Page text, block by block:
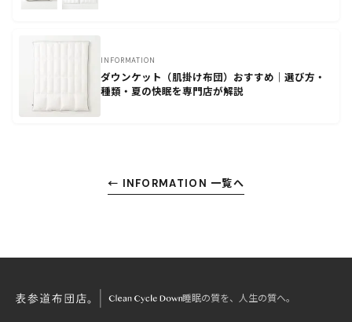
INFORMATION
ダウンケット（肌掛け布団）おすすめ｜選び方・
種類・夏の快眠を専門店が解説
← INFORMATION 一覧へ
睡眠の質を、人生の質へ。